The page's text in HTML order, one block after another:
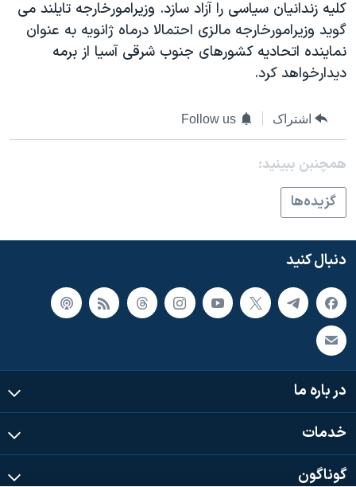
دادگاه حمید نوری
چهل سال گروگان‌گیری
قانون شفافیت دارائی کادر رهبری ایران
نرگس محمدی برنده جایزه نوبل صلح
همایش محافظه‌کاران آمریکا «سی‌پک»
صفحه‌های ویژه
کليه زندانيان سياسی را آزاد سازد. وزيرامورخارجه تايلند می
گويد وزيرامورخارجه مالزی احتمالا درماه ژانويه به عنوان
نماينده اتحاديه کشورهای جنوب شرقی آسيا از برمه
ديدارخواهد کرد.
اشتراک Follow us
همچنبن ببینید:
گزيده‌ها
دنبال کنید
در باره ما
خدمات
گوناگون